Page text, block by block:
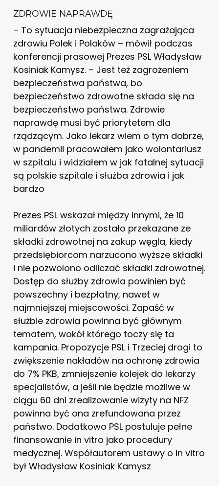
ZDROWIE NAPRAWDĘ
– To sytuacja niebezpieczna zagrażająca
zdrowiu Polek i Polaków – mówił podczas
konferencji prasowej Prezes PSL Władysław
Kosiniak Kamysz. – Jest też zagrożeniem
bezpieczeństwa państwa, bo
bezpieczeństwo zdrowotne składa się na
bezpieczeństwo państwa. Zdrowie
naprawdę musi być priorytetem dla
rządzącym. Jako lekarz wiem o tym dobrze,
w pandemii pracowałem jako wolontariusz
w szpitalu i widziałem w jak fatalnej sytuacji
są polskie szpitale i służba zdrowia i jak
bardzo
Prezes PSL wskazał między innymi, że 10
miliardów złotych zostało przekazane ze
składki zdrowotnej na zakup węgla, kiedy
przedsiębiorcom narzucono wyższe składki
i nie pozwolono odliczać składki zdrowotnej.
Dostęp do służby zdrowia powinien być
powszechny i bezpłatny, nawet w
najmniejszej miejscowości. Zapaść w
służbie zdrowia powinna być głównym
tematem, wokół którego toczy się ta
kampania. Propozycje PSL i Trzeciej drogi to
zwiększenie nakładów na ochronę zdrowia
do 7% PKB, zmniejszenie kolejek do lekarzy
specjalistów, a jeśli nie będzie możliwe w
ciągu 60 dni zrealizowanie wizyty na NFZ
powinna być ona zrefundowana przez
państwo. Dodatkowo PSL postuluje pełne
finansowanie in vitro jako procedury
medycznej. Współautorem ustawy o in vitro
był Władysław Kosiniak Kamysz